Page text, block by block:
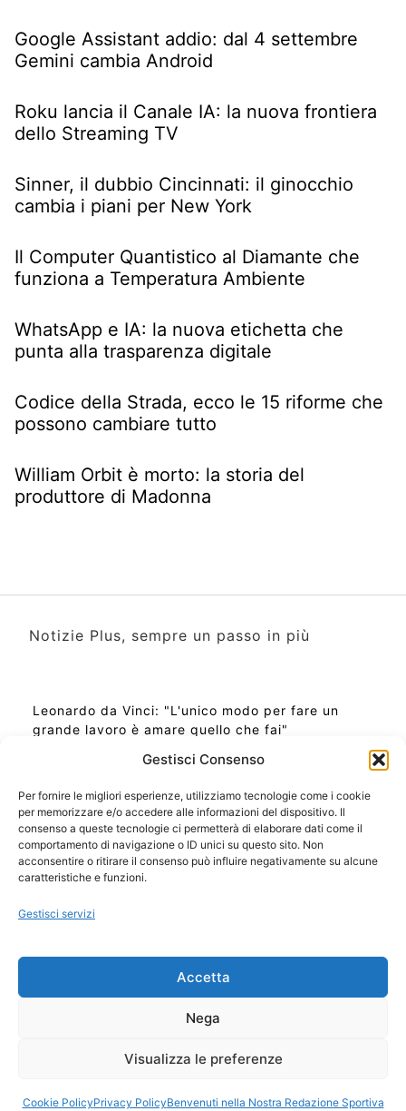
Gestisci Consenso
Per fornire le migliori esperienze, utilizziamo tecnologie come i cookie
per memorizzare e/o accedere alle informazioni del dispositivo. Il
consenso a queste tecnologie ci permetterà di elaborare dati come il
comportamento di navigazione o ID unici su questo sito. Non
acconsentire o ritirare il consenso può influire negativamente su alcune
caratteristiche e funzioni.
Gestisci servizi
Accetta
Nega
Visualizza le preferenze
Cookie PolicyPrivacy PolicyBenvenuti nella Nostra Redazione Sportiva
Google Assistant addio: dal 4 settembre
Gemini cambia Android
Roku lancia il Canale IA: la nuova frontiera
dello Streaming TV
Sinner, il dubbio Cincinnati: il ginocchio
cambia i piani per New York
Il Computer Quantistico al Diamante che
funziona a Temperatura Ambiente
WhatsApp e IA: la nuova etichetta che
punta alla trasparenza digitale
Codice della Strada, ecco le 15 riforme che
possono cambiare tutto
William Orbit è morto: la storia del
produttore di Madonna
Notizie Plus, sempre un passo in più
Leonardo da Vinci: "L'unico modo per fare un
grande lavoro è amare quello che fai"
Ora Esatta in Italia in questo momento
Ti Senti Strano Ultimamente? Potrebbe Essere per
la Risonanza di Schumann
Come Sapere Se Stai Ascendendo alla Quinta
Copyright 2026 NotiziePlus.com
📰 Contenuto Umano Verificato
Privacy Coockie
Pubblicità